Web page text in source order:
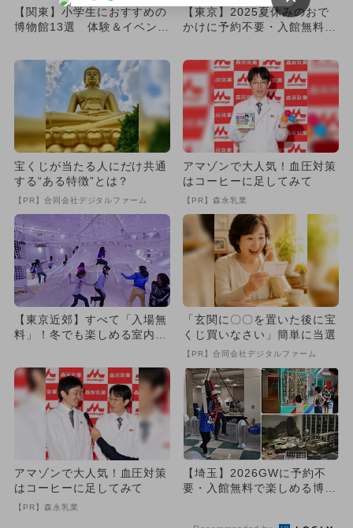
【関東】小学生におすすめの
博物館13選 体験＆イベント
【東京】2025夏休みのおで
かけに予約不要・入館無料で
宝くじが当たる人にだけ共通
する“ある特徴”とは？
【PR】合同会社デジタルファーム
アマゾンで大人気！血圧対策
はコーヒーに足してみて
【PR】森永乳業
【東京近郊】すべて「入場無
料」！冬でも楽しめる室内ス
「玄関に〇〇を置いた後に宝
くじ買いなさい」簡単に当選
【PR】合同会社デジタルファーム
アマゾンで大人気！血圧対策
はコーヒーに足してみて
【PR】森永乳業
【埼玉】2026GWに予約不
要・入館無料で楽しめる博物